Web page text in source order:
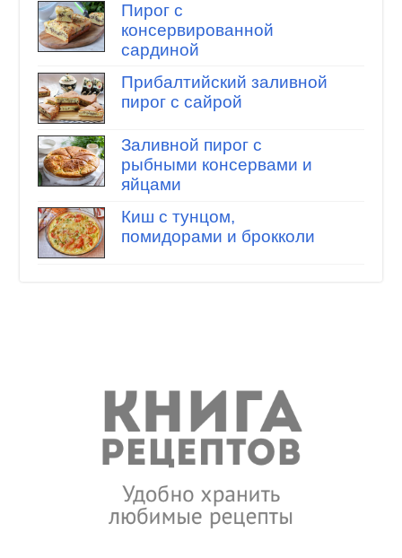
Пирог с
консервированной
сардиной
Прибалтийский заливной
пирог с сайрой
Заливной пирог с
рыбными консервами и
яйцами
Киш с тунцом,
помидорами и брокколи